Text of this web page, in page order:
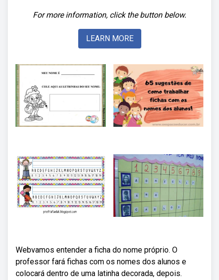
For more information, click the button below.
LEARN MORE
Webvamos entender a ficha do nome próprio. O
professor fará fichas com os nomes dos alunos e
colocará dentro de uma latinha decorada, depois.